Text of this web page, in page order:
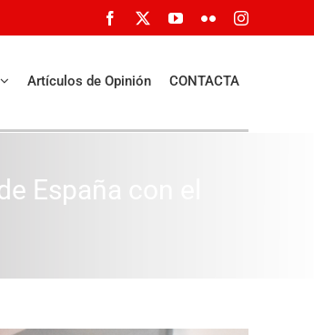
Facebook YouTube
FlickrInstagram
Artículos de Opinión CONTACTA
España con el